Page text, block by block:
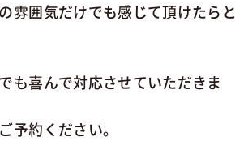
雰囲気だけでも感じて頂けたらと
も喜んで対応させていただきま
予約ください。